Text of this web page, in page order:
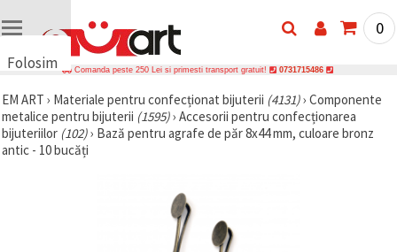
Folosim
uri
🍪 Folosim
cookie-uri
și
0
Comanda peste 250 Lei si primesti transport gratuit! 0731715486
EM ART › Materiale pentru confecționat bijuterii (4131)› Componente
metalice pentru bijuterii (1595)› Accesorii pentru confecționarea
bijuteriilor (102)› Bază pentru agrafe de păr 8x44 mm, culoare bronz
antic - 10 bucăți